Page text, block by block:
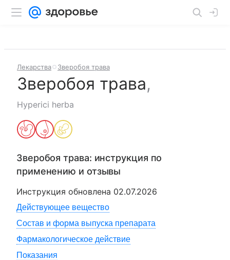
Лекарства Зверобоя трава
Зверобоя трава,
Hyperici herba
Зверобоя трава: инструкция по
применению и отзывы
Инструкция обновлена 02.07.2026
Действующее вещество
Состав и форма выпуска препарата
Фармакологическое действие
Показания